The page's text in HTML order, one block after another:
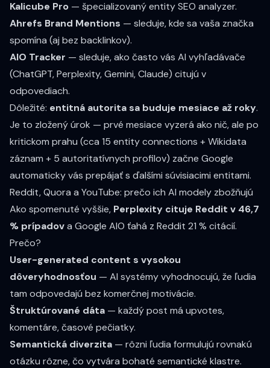
Kalicube Pro — špecializovaný entity SEO analyzer.
Ahrefs Brand Mentions — sleduje, kde sa vaša značka
spomína (aj bez backlinkov).
AIO Tracker — sleduje, ako často vás AI vyhľadávače
(ChatGPT, Perplexity, Gemini, Claude) citujú v
odpovediach.
Dôležité: entitná autorita sa buduje mesiace až roky.
Je to zložený úrok — prvé mesiace vyzerá ako nič, ale po
kritickom prahu (cca 15 entity connections + Wikidata
záznam + 5 autoritatívnych profilov) začne Google
automaticky vás prepájať s ďalšími súvisiacimi entitami.
Reddit, Quora a YouTube: prečo ich AI modely zbožňujú
Ako spomenuté vyššie, Perplexity cituje Reddit v 46,7
% prípadova Google AIO ťahá z Reddit 21 % citácií.
Prečo?
User-generated content s vysokou
dôveryhodnosťou — AI systémy vyhodnocujú, že ľudia
tam odpovedajú bez komerčnej motivácie.
Štruktúrované dáta — každý post má upvotes,
komentáre, časové pečiatky.
Semantická diverzita — rôzni ľudia formulujú rovnakú
otázku rôzne, čo vytvára bohaté semantické klastre.